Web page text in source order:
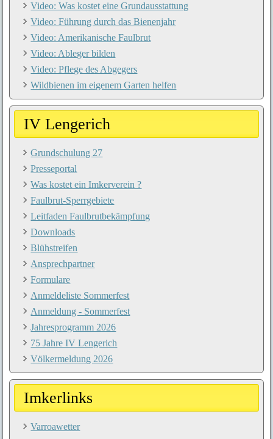
Video: Was kostet eine Grundausstattung
Video: Führung durch das Bienenjahr
Video: Amerikanische Faulbrut
Video: Ableger bilden
Video: Pflege des Abgegers
Wildbienen im eigenem Garten helfen
IV Lengerich
Grundschulung 27
Presseportal
Was kostet ein Imkerverein ?
Faulbrut-Sperrgebiete
Leitfaden Faulbrutbekämpfung
Downloads
Blühstreifen
Ansprechpartner
Formulare
Anmeldeliste Sommerfest
Anmeldung - Sommerfest
Jahresprogramm 2026
75 Jahre IV Lengerich
Völkermeldung 2026
Imkerlinks
Varroawetter